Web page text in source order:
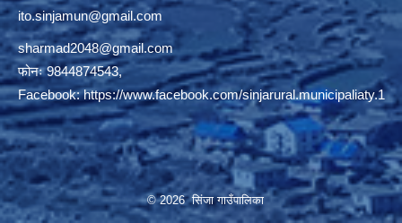
ito.sinjamun@gmail.com
sharmad2048@gmail.com
फोनः 9844874543,
Facebook:https://www.facebook.com/sinjarural.municipaliaty.1
© 2026 सिंजा गाउँपालिका